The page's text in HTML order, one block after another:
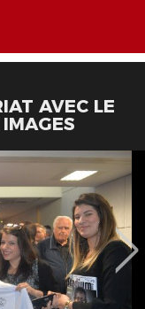
AVEC LE